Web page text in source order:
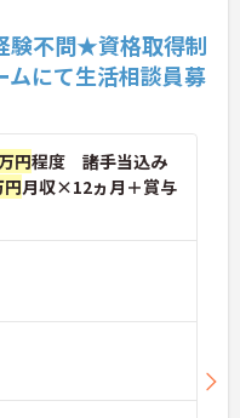
験不問★資格取得制
にて生活相談員募
円程度 諸手当込み
月収×12ヵ月＋賞与